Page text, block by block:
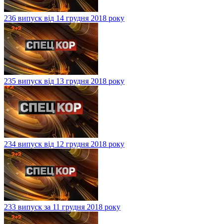
236 випуск від 14 грудня 2018 року
235 випуск від 13 грудня 2018 року
234 випуск від 12 грудня 2018 року
233 випуск за 11 грудня 2018 року